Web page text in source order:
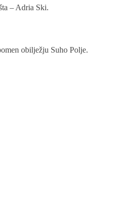
– Adria Ski.
obilježju Suho Polje.